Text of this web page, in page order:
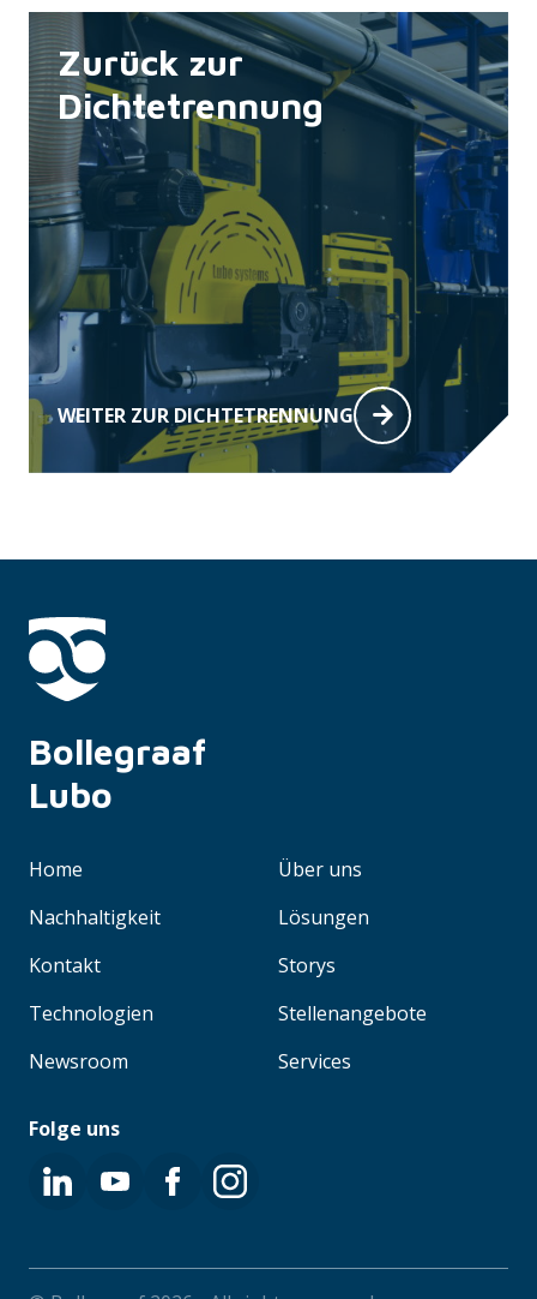
Zurück zur
Dichtetrennung
WEITER ZUR DICHTETRENNUNG
Bollegraaf
Lubo
Home
Über uns
Nachhaltigkeit
Lösungen
Kontakt
Storys
Technologien
Stellenangebote
Newsroom
Services
Folge uns